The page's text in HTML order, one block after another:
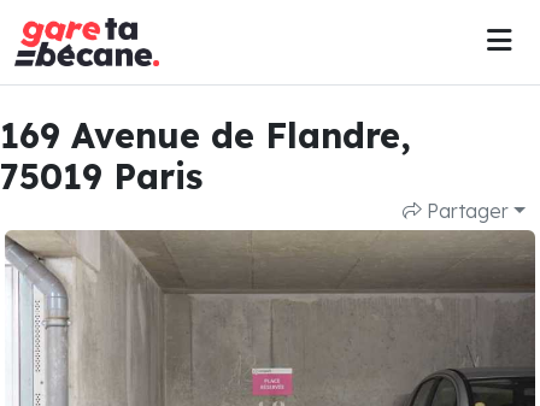
169 Avenue de Flandre,
75019 Paris
Partager